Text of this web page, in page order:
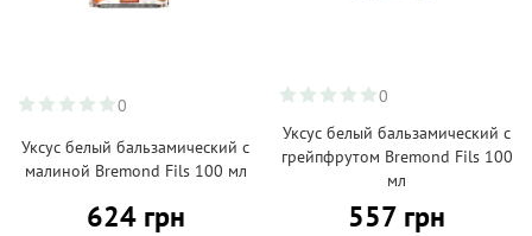
0
Уксус белый бальзамический с
малиной Bremond Fils 100 мл
624 грн
0
Уксус белый бальзамический с
грейпфрутом Bremond Fils 100
мл
557 грн